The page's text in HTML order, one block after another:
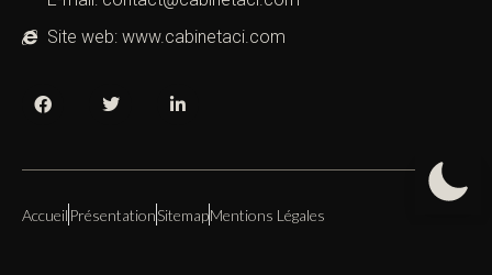
Site web: www.cabinetaci.com
Accueil PrésentationSitemapMentions Légales